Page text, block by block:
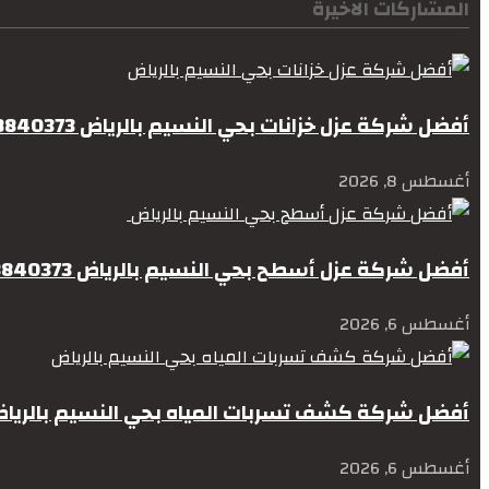
المشاركات الاخيرة
أفضل شركة عزل خزانات بحي النسيم بالرياض 0578840373
أغسطس 8, 2026
أفضل شركة عزل أسطح بحي النسيم بالرياض 0578840373
أغسطس 6, 2026
أفضل شركة كشف تسربات المياه بحي النسيم
أغسطس 6, 2026